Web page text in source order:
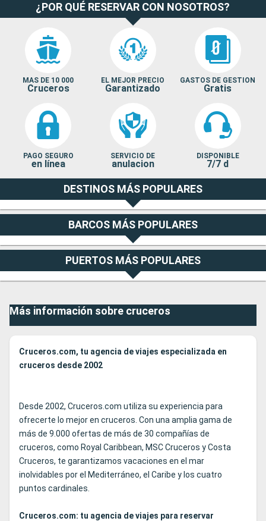
¿POR QUÉ RESERVAR CON NOSOTROS?
MAS DE 10 000
Cruceros
EL MEJOR PRECIO
Garantizado
GASTOS DE GESTION
Gratis
PAGO SEGURO
en línea
SERVICIO DE
anulacion
DISPONIBLE
7/7 d
DESTINOS MÁS POPULARES
BARCOS MÁS POPULARES
PUERTOS MÁS POPULARES
Más información sobre cruceros
Cruceros.com, tu agencia de viajes especializada en
cruceros desde 2002
Desde 2002, Cruceros.com utiliza su experiencia para
ofrecerte lo mejor en cruceros. Con una amplia gama de
más de 9.000 ofertas de más de 30 compañías de
cruceros, como Royal Caribbean, MSC Cruceros y Costa
Cruceros, te garantizamos vacaciones en el mar
inolvidables por el Mediterráneo, el Caribe y los cuatro
puntos cardinales.
Cruceros.com: tu agencia de viajes para reservar